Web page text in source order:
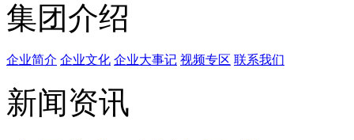
集团介绍
企业简介 企业文化 企业⼤事记 视频专区 联系我们
新闻资讯